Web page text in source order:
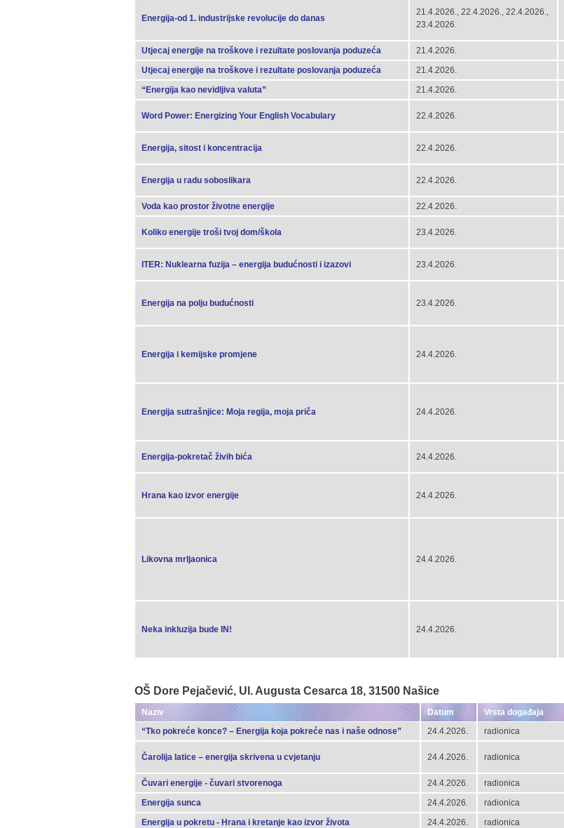
Energija-od 1. industrijske revolucije do danas
21.4.2026., 22.4.2026., 22.4.2026.,
23.4.2026.
Utjecaj energije na troškove i rezultate poslovanja poduzeća
21.4.2026.
Utjecaj energije na troškove i rezultate poslovanja poduzeća
21.4.2026.
“Energija kao nevidljiva valuta”
21.4.2026.
Word Power: Energizing Your English Vocabulary 22.4.2026.
Energija, sitost i koncentracija 22.4.2026.
Energija u radu soboslikara 22.4.2026.
Voda kao prostor životne energije 22.4.2026.
Koliko energije troši tvoj dom/škola 23.4.2026.
ITER: Nuklearna fuzija – energija budućnosti i izazovi 23.4.2026.
Energija na polju budućnosti 23.4.2026.
Energija i kemijske promjene 24.4.2026.
Energija sutrašnjice: Moja regija, moja priča 24.4.2026.
Energija-pokretač živih bića 24.4.2026.
Hrana kao izvor energije 24.4.2026.
Likovna mrljaonica 24.4.2026.
Neka inkluzija bude IN! 24.4.2026.
OŠ Dore Pejačević, Ul. Augusta Cesarca 18, 31500 Našice
Naziv Datum Vrsta događaja
“Tko pokreće konce? – Energija koja pokreće nas i naše odnose”
24.4.2026. radionica
Čarolija latice – energija skrivena u cvjetanju 24.4.2026. radionica
Čuvari energije - čuvari stvorenoga
24.4.2026. radionica
Energija sunca
24.4.2026. radionica
Energija u pokretu - Hrana i kretanje kao izvor života
24.4.2026. radionica